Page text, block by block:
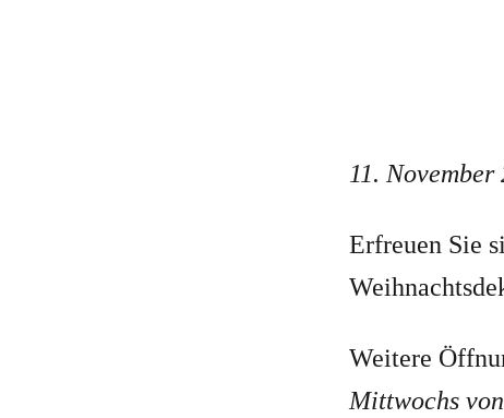
11.
Erfreuen Sie
Weitere
Mittwochs